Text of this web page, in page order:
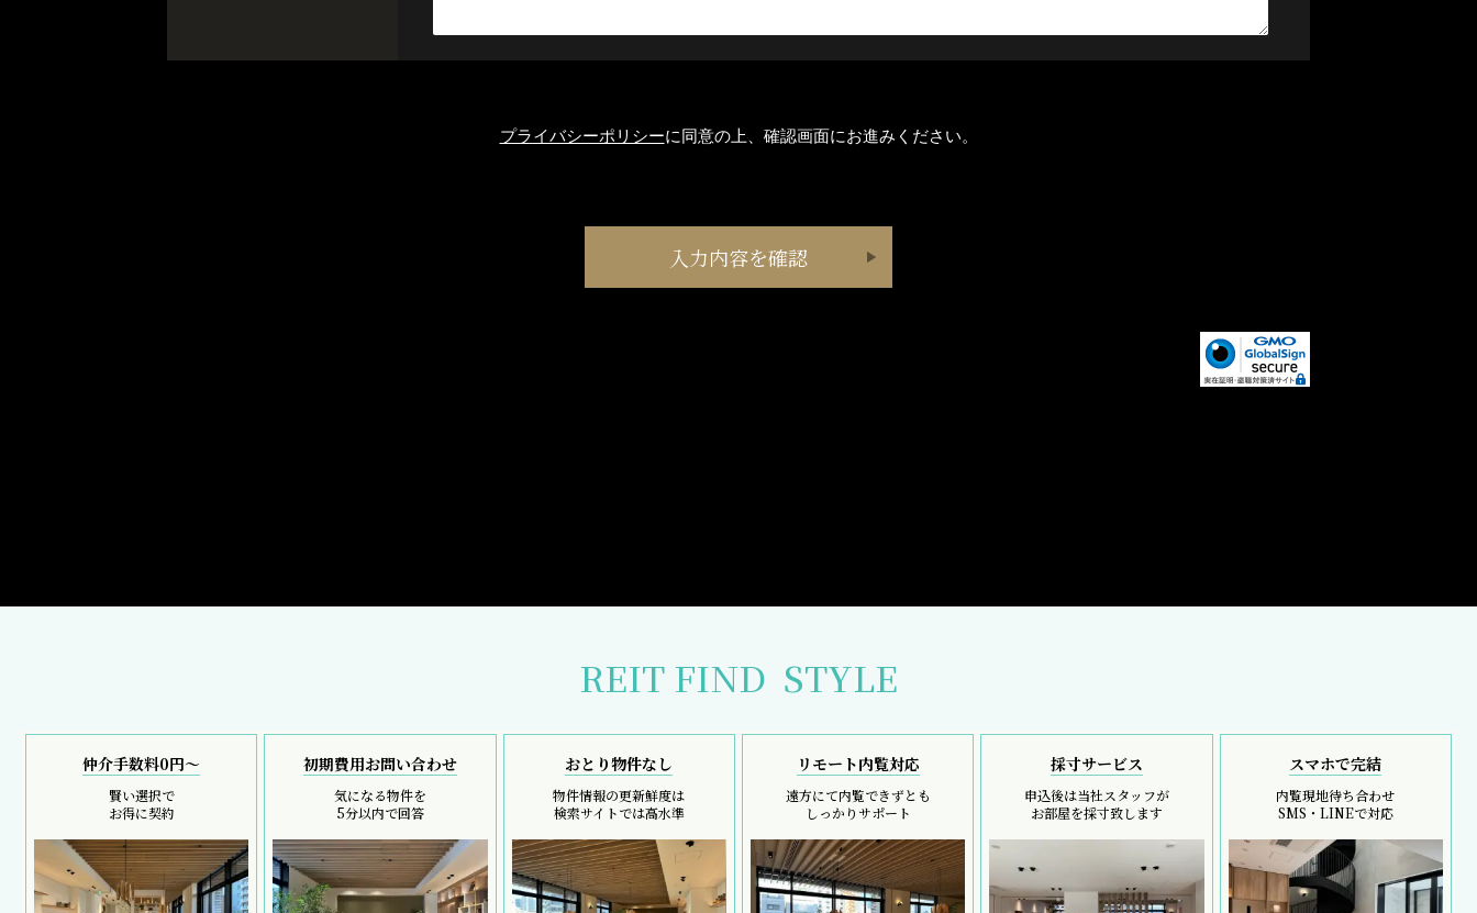
プライバシーポリシーに同意の上、確認画面にお進みください。
REIT FIND STYLE
仲介手数料0円～
賢い選択で
お得に契約
初期費用お問い合わせ
気になる物件を
5分以内で回答
おとり物件なし
物件情報の更新鮮度は
検索サイトでは高水準
リモート内覧対応
遠方にて内覧できずとも
しっかりサポート
採寸サービス
申込後は当社スタッフが
お部屋を採寸致します
スマホで完結
内覧現地待ち合わせ
SMS・LINEで対応